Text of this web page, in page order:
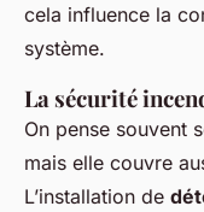
cela influence la
système.
La sécurité
On pense souvent
mais elle couvre
L’installation de